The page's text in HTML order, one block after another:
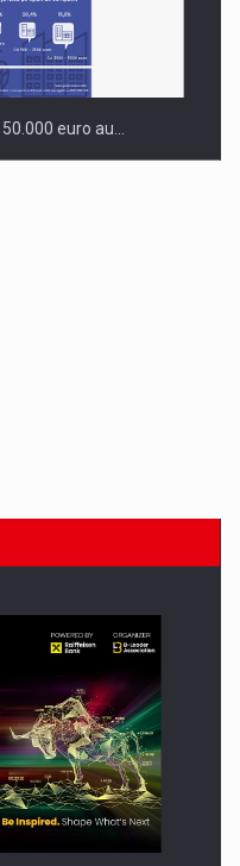
euro au…
reincep sa intre pe…